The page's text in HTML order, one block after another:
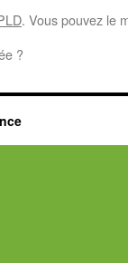
. Vous pouvez le
?